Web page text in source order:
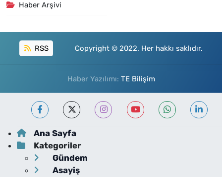
Haber Arşivi
RSS Copyright © 2022. Her hakkı saklıdır.
Haber Yazılımı: TE Bilişim
Ana Sayfa
Kategoriler
Gündem
Asayiş